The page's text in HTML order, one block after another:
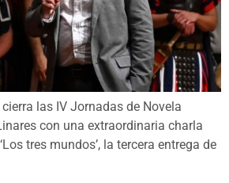
las IV Jornadas de Novela
con una extraordinaria charla
tres mundos’, la tercera entrega de